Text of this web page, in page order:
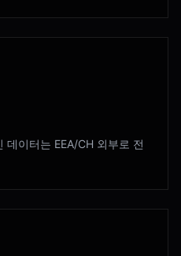
이터는 EEA/CH 외부로 전